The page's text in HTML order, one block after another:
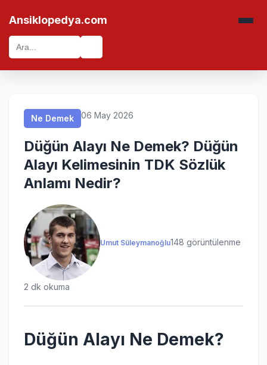
Ansiklopedya.com
Ne Demek 06 May 2026
Düğün Alayı Ne Demek? Düğün
Alayı Kelimesinin TDK Sözlük
Anlamı Nedir?
Umut Süleymanoğlu148 görüntülenme
2 dk okuma
Düğün Alayı Ne Demek?
Ne Demek
Ne Demek
Ne Demek
Ne Demek